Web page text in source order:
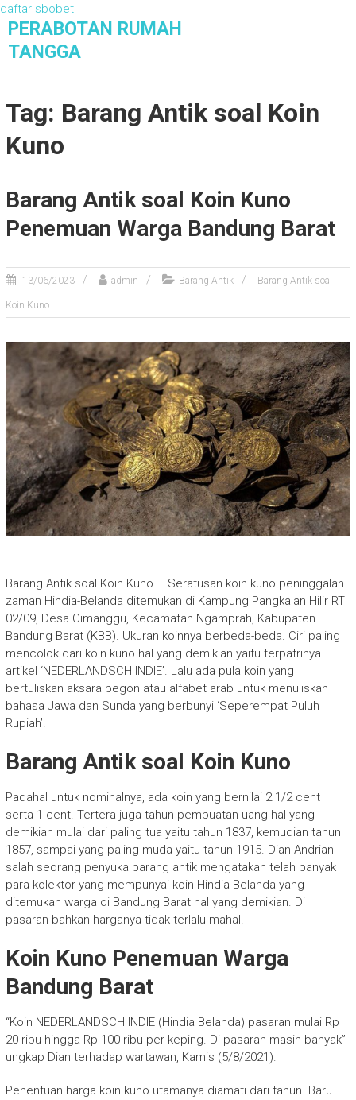
daftar sbobet
PERABOTAN RUMAH
TANGGA
Tag: Barang Antik soal Koin
Kuno
Barang Antik soal Koin Kuno
Penemuan Warga Bandung Barat
13/06/2023 admin Barang Antik Barang Antik soal
Koin Kuno
Barang Antik soal Koin Kuno – Seratusan koin kuno peninggalan
zaman Hindia-Belanda ditemukan di Kampung Pangkalan Hilir RT
02/09, Desa Cimanggu, Kecamatan Ngamprah, Kabupaten
Bandung Barat (KBB). Ukuran koinnya berbeda-beda. Ciri paling
mencolok dari koin kuno hal yang demikian yaitu terpatrinya
artikel ‘NEDERLANDSCH INDIE’. Lalu ada pula koin yang
bertuliskan aksara pegon atau alfabet arab untuk menuliskan
bahasa Jawa dan Sunda yang berbunyi ‘Seperempat Puluh
Rupiah’.
Barang Antik soal Koin Kuno
Padahal untuk nominalnya, ada koin yang bernilai 2 1/2 cent
serta 1 cent. Tertera juga tahun pembuatan uang hal yang
demikian mulai dari paling tua yaitu tahun 1837, kemudian tahun
1857, sampai yang paling muda yaitu tahun 1915. Dian Andrian
salah seorang penyuka barang antik mengatakan telah banyak
para kolektor yang mempunyai koin Hindia-Belanda yang
ditemukan warga di Bandung Barat hal yang demikian. Di
pasaran bahkan harganya tidak terlalu mahal.
Koin Kuno Penemuan Warga
Bandung Barat
“Koin NEDERLANDSCH INDIE (Hindia Belanda) pasaran mulai Rp
20 ribu hingga Rp 100 ribu per keping. Di pasaran masih banyak”
ungkap Dian terhadap wartawan, Kamis (5/8/2021).
Penentuan harga koin kuno utamanya diamati dari tahun. Baru